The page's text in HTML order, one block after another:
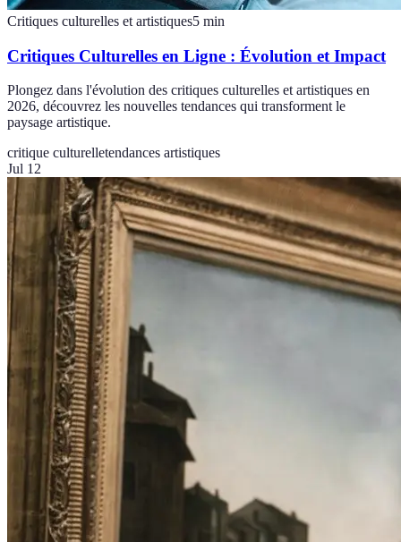
Critiques culturelles et artistiques5 min
Critiques Culturelles en Ligne : Évolution et Impact
Plongez dans l'évolution des critiques culturelles et artistiques en
2026, découvrez les nouvelles tendances qui transforment le
paysage artistique.
critique culturelletendances artistiques
Jul 12